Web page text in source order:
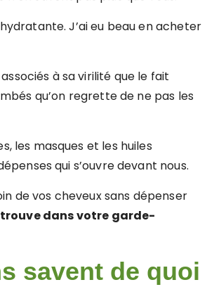
J’ai eu beau en acheter
à sa virilité que le fait
qu’on regrette de ne pas les
les masques et les huiles
qui s’ouvre devant nous.
de vos cheveux sans dépenser
dans votre garde-
savent de quoi